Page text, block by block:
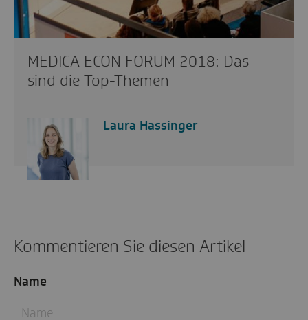
MEDICA ECON FORUM 2018: Das
sind die Top-Themen
Laura Hassinger
Kommentieren Sie diesen Artikel
Name